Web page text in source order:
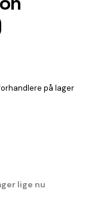
på lager
lige nu